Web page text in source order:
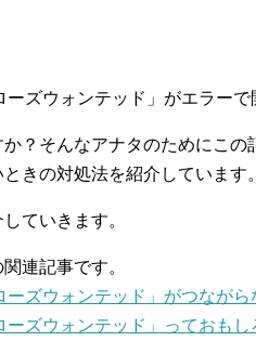
ーズウォンテッド」がエラーで
？そんなアナタのためにこ
きの対処法を紹介しています。
ていきます。
連記事です。
ーズウォンテッド」がつなが
ーズウォンテッド」っておも